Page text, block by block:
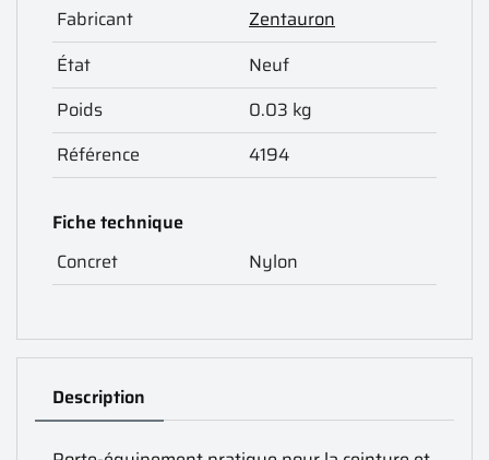
Fabricant
Zentauron
État
Neuf
Poids
0.03 kg
Référence
4194
Fiche technique
Concret
Nylon
Description